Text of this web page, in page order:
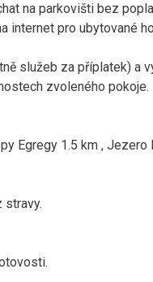
na parkovišti bez
internet pro ubytované
služeb za příplatek) a
zvoleného pokoje.
Egregy 1.5 km , Jezero
stravy.